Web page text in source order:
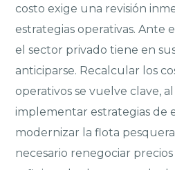
costo exige una revisión
estrategias operativas. Ante
el sector privado tiene en
anticiparse. Recalcular los
operativos se vuelve clave,
implementar estrategias de
modernizar la flota
necesario renegociar